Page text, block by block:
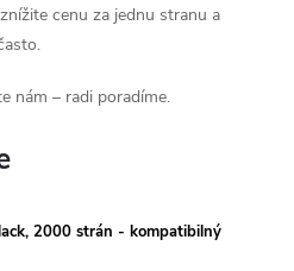
cenu za jednu stranu a
nám – radi poradíme.
2000 strán - kompatibilný